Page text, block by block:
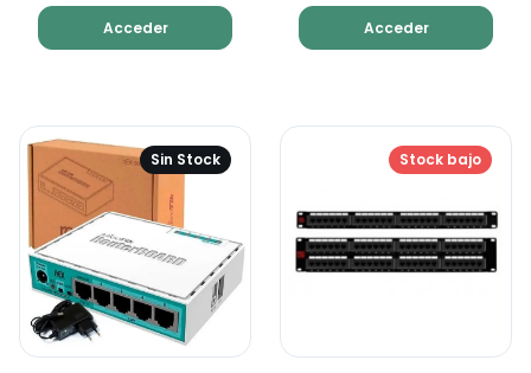
Acceder
Acceder
Sin Stock Stock bajo